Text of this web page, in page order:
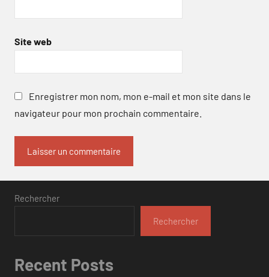
Site web
Enregistrer mon nom, mon e-mail et mon site dans le
navigateur pour mon prochain commentaire.
Rechercher
Rechercher
Recent Posts